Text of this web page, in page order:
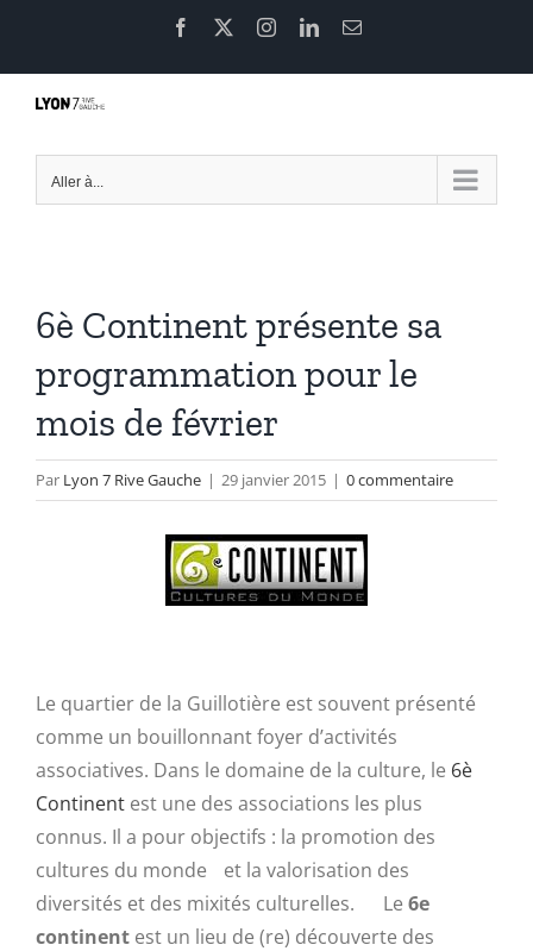
contenu
Facebook InstagramLinkedInEmail
Aller à...
6è Continent présente sa
programmation pour le
mois de février
Par Lyon 7 Rive Gauche | 29 janvier 2015 | 0 commentaire
Le quartier de la Guillotière est souvent présenté
comme un bouillonnant foyer d’activités
associatives. Dans le domaine de la culture, le 6è
Continent est une des associations les plus
connus. Il a pour objectifs : la promotion des
cultures du monde et la valorisation des
diversités et des mixités culturelles. Le 6e
continent est un lieu de (re) découverte des